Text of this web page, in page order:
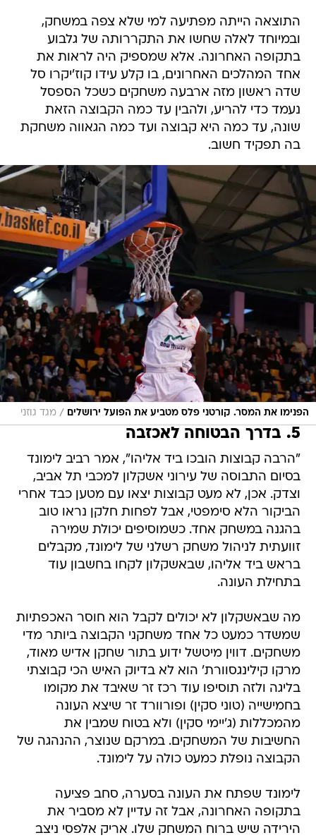
התוצאה הייתה מפתיעה למי שלא צפה במשחק,
ובמיוחד לאלה שחשו את התקררותה של גלבוע
בתקופה האחרונה. אלא שמספיק היה לראות את
אחד המהלכים האחרונים, בו קלע עידו קוז'יקרו סל
שדה ראשון מזה ארבעה משחקים כשכל הספסל
נעמד כדי להריע, ולהבין עד כמה הקבוצה הזאת
שונה, עד כמה היא קבוצה ועד כמה הגאווה משחקת
בה תפקיד חשוב.
הפנימו את המסר. קורטני פלס מטביע את הפועל ירושלים / מגד גוזני
5. בדרך הבטוחה לאכזבה
"הרבה קבוצות הובכו ביד אליהו", אמר רביב לימונד
בסיום התבוסה של עירוני אשקלון למכבי תל אביב,
וצדק. אכן, לא מעט קבוצות יצאו עם מטען כבד אחרי
הביקור הלא סימפטי, אבל לפחות חלקן נראו טוב
בהגנה במשחק אחד. כשמוסיפים יכולת שמירה
זוועתית לניהול משחק רשלני של לימונד, מקבלים
בראש ביד אליהו, שבאשקלון לקחו בחשבון עוד
בתחילת העונה.
מה שבאשקלון לא יכולים לקבל הוא חוסר האכפתיות
שמשדר כמעט כל אחד משחקני הקבוצה ביותר מדי
משחקים. דווין מיטשל ידוע בתור שחקן אדיש מאוד,
מרקו קילינגסוורת' הוא לא בדיוק האיש הכי קבוצתי
בליגה ולזה תוסיפו עוד רכז זר שאיבד את מקומו
בחמישייה (טוני סקין) ופורוורד זר שיצא העונה
מהמכללות (ג'יימי סקין) ולא בטוח שמבין את
החשיבות של המשחקים. במרקם שנוצר, ההנהגה של
הקבוצה נופלת כמעט כולה על לימונד.
לימונד שפתח את העונה בסערה, סחב פציעה
בתקופה האחרונה, אבל זה עדיין לא מסביר את
הירידה שיש ברוח המשחק שלו. אריק אלפסי ניצב